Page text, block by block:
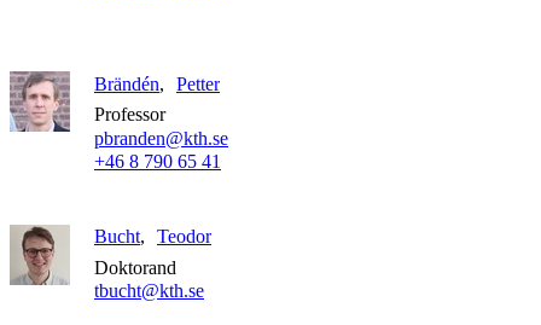
Brändén
Petter
Professor
pbranden@kth.se
+46 8 790 65 41
Bucht
Teodor
Doktorand
tbucht@kth.se